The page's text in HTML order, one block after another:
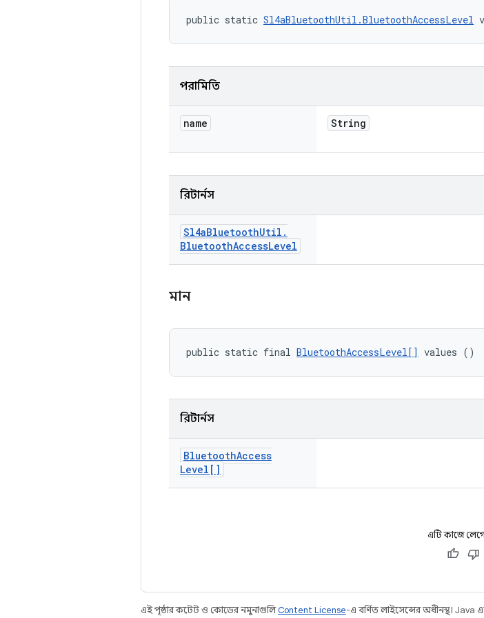
public static Sl4aBluetoothUtil.BluetoothAccessLevel
পরামিতি
name String
রিটার্নস
Sl4aBluetoothUtil .
BluetoothAccessLevel
মান
public static final BluetoothAccessLevel[] values ()
রিটার্নস
BluetoothAccess
Level[]
এটি কাজে
এই পৃষ্ঠার কন্টেন্ট ও কোডের নমুনাগুলিContent License-এ বর্ণিত লাইসেন্সের অধীনস্থ। Java